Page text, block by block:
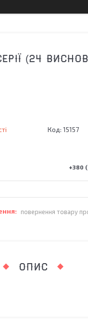
(24
Код: 15157
+380
повернення товару
ОПИС